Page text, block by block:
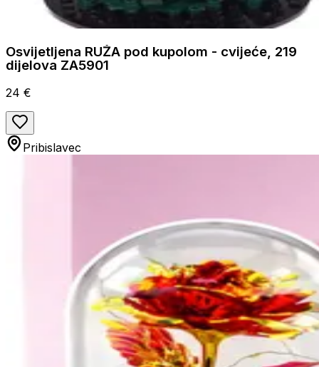
Osvijetljena RUŽA pod kupolom - cvijeće, 219
dijelova ZA5901
24 €
Pribislavec